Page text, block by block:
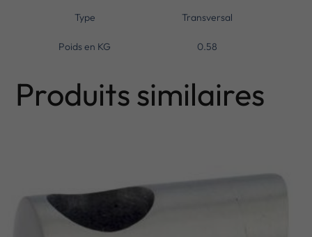
Type Transversal
Poids en KG 0.58
Produits similaires